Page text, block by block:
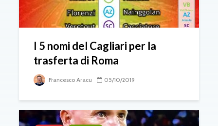
I 5 nomi del Cagliari per la
trasferta di Roma
Francesco Aracu 05/10/2019